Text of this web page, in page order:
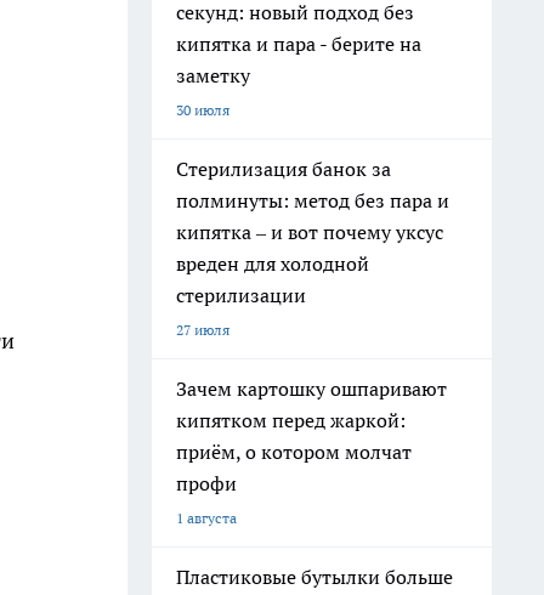
секунд: новый подход без
кипятка и пара - берите на
заметку
30 июля
Стерилизация банок за
полминуты: метод без пара и
кипятка – и вот почему уксус
вреден для холодной
стерилизации
27 июля
Зачем картошку ошпаривают
кипятком перед жаркой:
приём, о котором молчат
профи
1 августа
Пластиковые бутылки больше